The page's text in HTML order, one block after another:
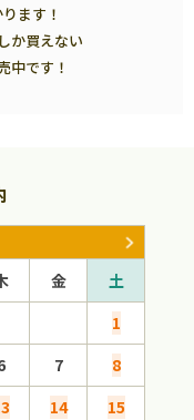
ます！
か買えない
中です！
金
土
1
7
8
14
15